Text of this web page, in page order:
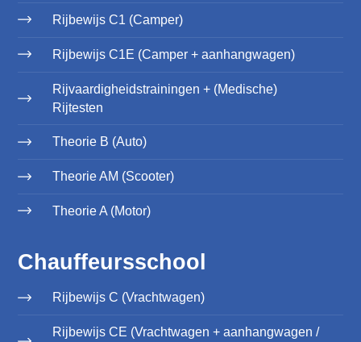
Rijbewijs C1 (Camper)
Rijbewijs C1E (Camper + aanhangwagen)
Rijvaardigheidstrainingen + (Medische)
Rijtesten
Theorie B (Auto)
Theorie AM (Scooter)
Theorie A (Motor)
Chauffeursschool
Rijbewijs C (Vrachtwagen)
Rijbewijs CE (Vrachtwagen + aanhangwagen /